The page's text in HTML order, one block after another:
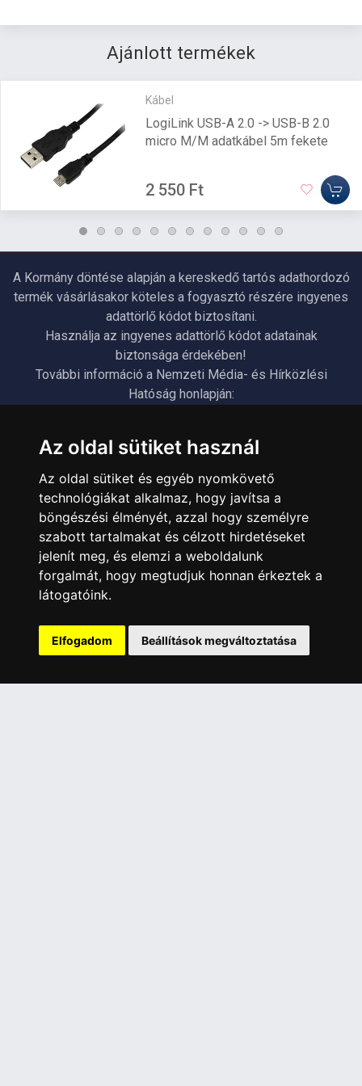
Az oldal sütiket használ
Az oldal sütiket és egyéb nyomkövető
technológiákat alkalmaz, hogy javítsa a
böngészési élményét, azzal hogy személyre
szabott tartalmakat és célzott hirdetéseket
jelenít meg, és elemzi a weboldalunk
forgalmát, hogy megtudjuk honnan érkeztek a
látogatóink.
Elfogadom Beállítások megváltoztatása
Ajánlott termékek
Kábel
LogiLink USB-A 2.0 -> USB-B 2.0
micro M/M adatkábel 5m fekete
2 550 Ft
A Kormány döntése alapján a kereskedő tartós adathordozó
termék vásárlásakor köteles a fogyasztó részére ingyenes
adattörlő kódot biztosítani.
Használja az ingyenes adattörlő kódot adatainak
biztonsága érdekében!
További információ a Nemzeti Média- és Hírközlési
Hatóság honlapján:
Elérhetőségek
Garanciális Ügyintézés
Webszolgáltatás
Üzleteinkben az elektronikus fizetés mód kizárólag átutalással
érhető el, bankkártyás fizetésre nincs lehetőség.
INFORMÁCIÓK
Általános Szerződési Feltételek
Adatkezelési nyilatkozat